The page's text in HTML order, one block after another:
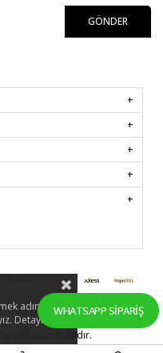
WHATSAPP SIPARIŞ
GÖNDER
Hakları Saklıdır.
adına
Detaylı bilgi